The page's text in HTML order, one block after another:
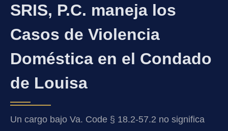
SRIS, P.C. maneja los
Casos de Violencia
Doméstica en el Condado
de Louisa
Un cargo bajo Va. Code § 18.2-57.2 no significa